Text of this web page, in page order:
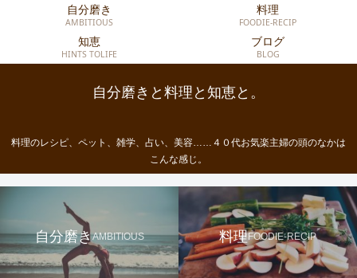
自分磨きと料理と知恵と。
料理のレシピ、ペット、雑学、占い、美容……４０代お気楽主婦の頭のなかは
こんな感じ。
自分磨き
AMBITIOUS
料理
FOODIE-RECIP
知恵
HINTS TOLIFE
ブログ
BLOG
自分磨きAMBITIOUS 料理FOODIE-RECIP